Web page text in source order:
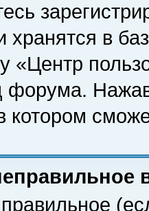
хранятся в
«Центр
форума.
котором